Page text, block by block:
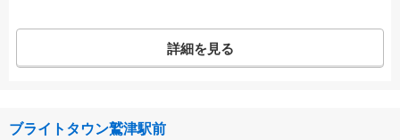
詳細を見る
ブライトタウン鷲津駅前